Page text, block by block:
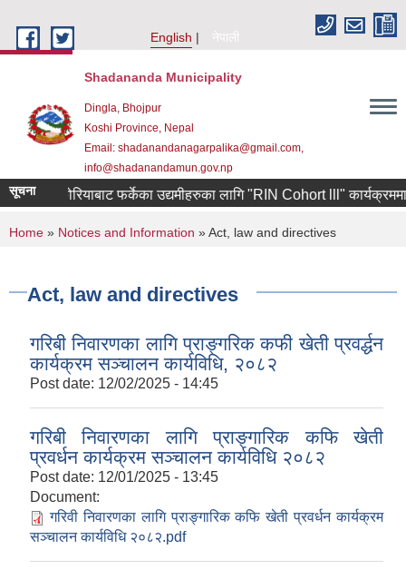
English
नेपाली
Shadananda Municipality
Dingla, Bhojpur
Koshi Province, Nepal
Email: shadanandanagarpalika@gmail.com,
info@shadanandamun.gov.np
सूचना
दक्षिण कोरियाबाट फर्केका उद्यमीहरुका लागि "RIN Cohort lll" कार्यक्रममा
You are here
Home » Notices and Information » Act, law and directives
Act, law and directives
गरिबी निवारणका लागि प्राङ्गरिक कफी खेती प्रवर्द्धन
कार्यक्रम सञ्चालन कार्यविधि, २०८२
Post date: 12/02/2025 - 14:45
गरिबी निवारणका लागि प्राङ्गारिक कफि खेती
प्रवर्धन कार्यक्रम सञ्चालन कार्यविधि २०८२
Post date: 12/01/2025 - 13:45
Document:
गरिवी निवारणका लागि प्राङ्गारिक कफि खेती प्रवर्धन कार्यक्रम
सञ्चालन कार्यविधि २०८२.pdf